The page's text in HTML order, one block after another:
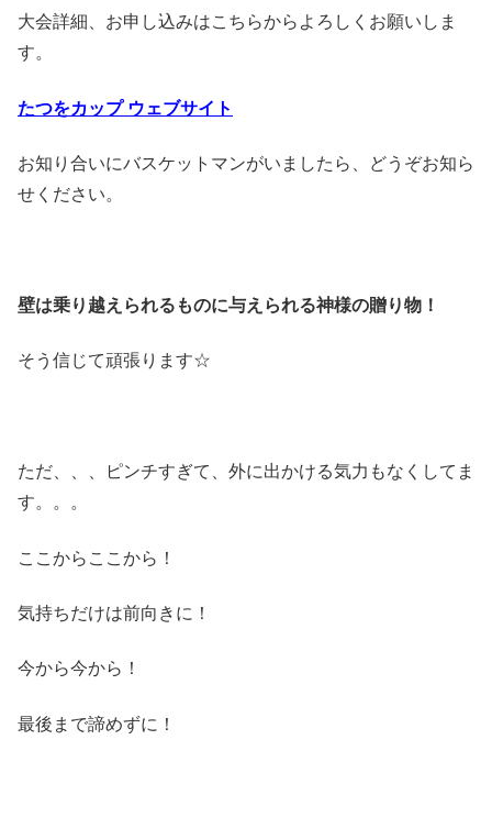
大会詳細、お申し込みはこちらからよろしくお願いしま
す。
たつをカップ ウェブサイト
お知り合いにバスケットマンがいましたら、どうぞお知ら
せください。
壁は乗り越えられるものに与えられる神様の贈り物！
そう信じて頑張ります☆
ただ、、、ピンチすぎて、外に出かける気力もなくしてま
す。。。
ここからここから！
気持ちだけは前向きに！
今から今から！
最後まで諦めずに！